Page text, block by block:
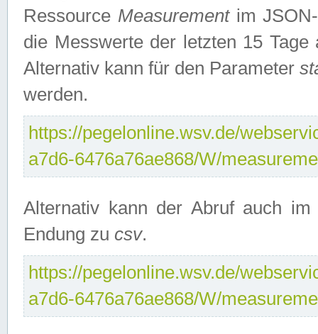
Ressource Measurementim JSON-
die Messwerte der letzten 15
Alternativ kann für den Parameter
werden.
https://pegelonline.wsv.de/
a7d6-6476a76ae868/W/
Alternativ kann der Abruf auch
Endung zu csv.
https://pegelonline.wsv.de/
a7d6-6476a76ae868/W/